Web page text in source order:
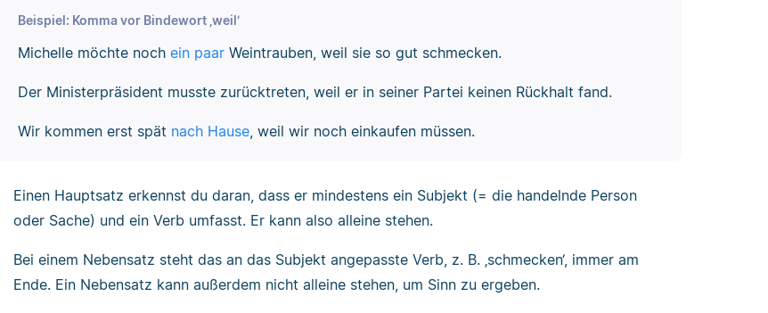
Beispiel: Komma vor Bindewort ‚weil‘
Michelle möchte noch ein paarWeintrauben, weil sie so gut schmecken.
Der Ministerpräsident musste zurücktreten, weil er in seiner Partei keinen Rückhalt fand.
Wir kommen erst spät nach Hause, weil wir noch einkaufen müssen.
Einen Hauptsatz erkennst du daran, dass er mindestens ein Subjekt (= die handelnde Person
oder Sache) und ein Verb umfasst. Er kann also alleine stehen.
Bei einem Nebensatz steht das an das Subjekt angepasste Verb, z. B. ‚schmecken‘, immer am
Ende. Ein Nebensatz kann außerdem nicht alleine stehen, um Sinn zu ergeben.